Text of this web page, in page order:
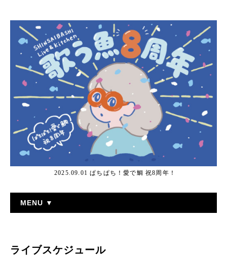
2025.09.01 ぱちぱち！愛で鯛 祝8周年！
MENU ▼
ライブスケジュール